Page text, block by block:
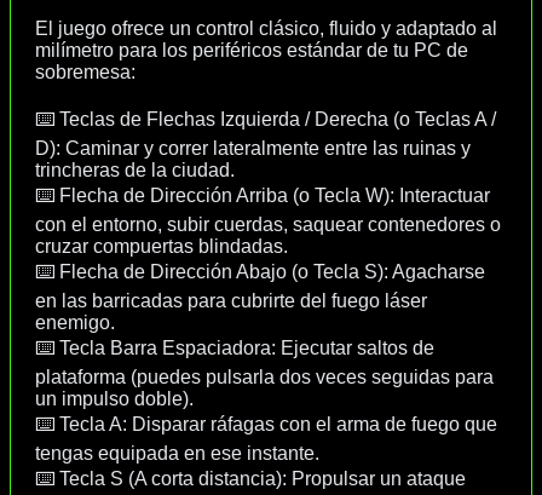
El juego ofrece un control clásico, fluido y adaptado al
milímetro para los periféricos estándar de tu PC de
sobremesa:
⌨️ Teclas de Flechas Izquierda / Derecha (o Teclas A /
D): Caminar y correr lateralmente entre las ruinas y
trincheras de la ciudad.
⌨️ Flecha de Dirección Arriba (o Tecla W): Interactuar
con el entorno, subir cuerdas, saquear contenedores o
cruzar compuertas blindadas.
⌨️ Flecha de Dirección Abajo (o Tecla S): Agacharse
en las barricadas para cubrirte del fuego láser
enemigo.
⌨️ Tecla Barra Espaciadora: Ejecutar saltos de
plataforma (puedes pulsarla dos veces seguidas para
un impulso doble).
⌨️ Tecla A: Disparar ráfagas con el arma de fuego que
tengas equipada en ese instante.
⌨️ Tecla S (A corta distancia): Propulsar un ataque